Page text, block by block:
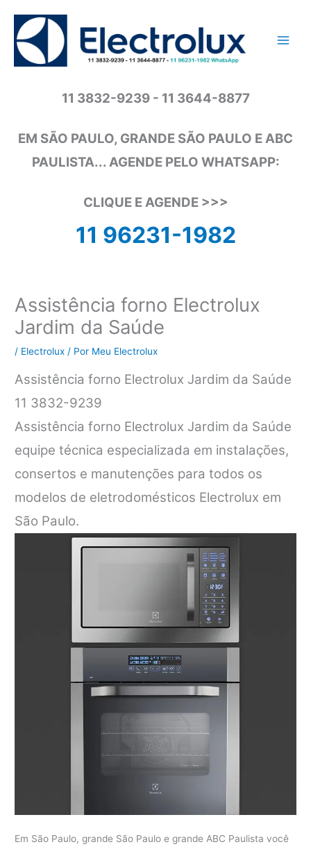
conteúdo
11 3832-9239 - 11 3644-8877
EM SÃO PAULO, GRANDE SÃO PAULO E ABC
PAULISTA... AGENDE PELO WHATSAPP:
CLIQUE E AGENDE >>>
11 96231-1982
Assistência forno Electrolux
Jardim da Saúde
/ Electrolux / Por Meu Electrolux
Assistência forno Electrolux Jardim da Saúde
11 3832-9239
Assistência forno Electrolux Jardim da Saúde
equipe técnica especializada em instalações,
consertos e manutenções para todos os
modelos de eletrodomésticos Electrolux em
São Paulo.
Em São Paulo, grande São Paulo e grande ABC Paulista você